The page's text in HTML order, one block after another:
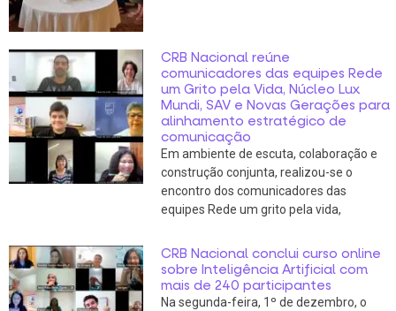
CRB Nacional reúne
comunicadores das equipes Rede
um Grito pela Vida, Núcleo Lux
Mundi, SAV e Novas Gerações para
alinhamento estratégico de
comunicação
Em ambiente de escuta, colaboração e
construção conjunta, realizou-se o
encontro dos comunicadores das
equipes Rede um grito pela vida,
CRB Nacional conclui curso online
sobre Inteligência Artificial com
mais de 240 participantes
Na segunda-feira, 1º de dezembro, o